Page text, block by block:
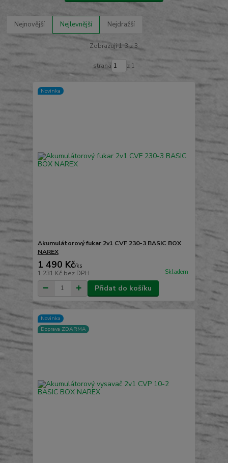
Nejnovější Nejlevnější Nejdražší
Zobrazuji 1-3 z 3
strana z 1
Novinka
Akumulátorový fukar 2v1 CVF 230-3 BASIC BOX
NAREX
1 490 Kč/ks
1 231 Kč bez DPH Skladem
Přidat do košíku
Novinka
Doprava ZDARMA